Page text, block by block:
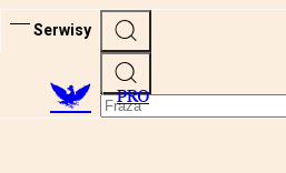
Serwisy
PRO